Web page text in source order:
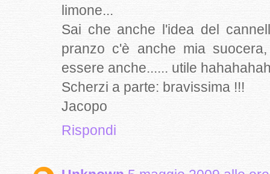
limone...
Sai che anche l'idea del
pranzo c'è anche mia
essere anche...... utile
Scherzi a parte: bravissima !!!
Jacopo
Rispondi